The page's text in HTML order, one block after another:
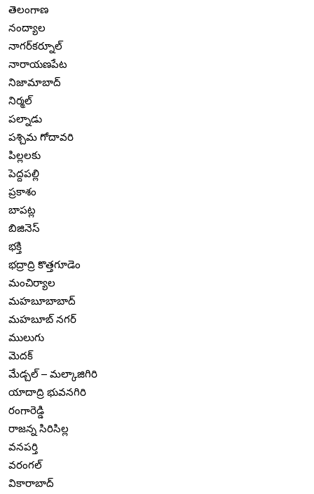
తెలంగాణ
నంద్యాల
నాగర్‌కర్నూల్
నారాయణపేట
నిజామాబాద్
నిర్మల్
పల్నాడు
పశ్చిమ గోదావరి
పిల్లలకు
పెద్దపల్లి
ప్రకాశం
బాపట్ల
బిజినెస్
భక్తి
భద్రాద్రి కొత్తగూడెం
మంచిర్యాల
మహబూబాబాద్
మహబూబ్ నగర్
ములుగు
మెదక్
మేడ్చల్ – మల్కాజిగిరి
యాదాద్రి భువనగిరి
రంగారెడ్డి
రాజన్న సిరిసిల్ల
వనపర్తి
వరంగల్
వికారాబాద్